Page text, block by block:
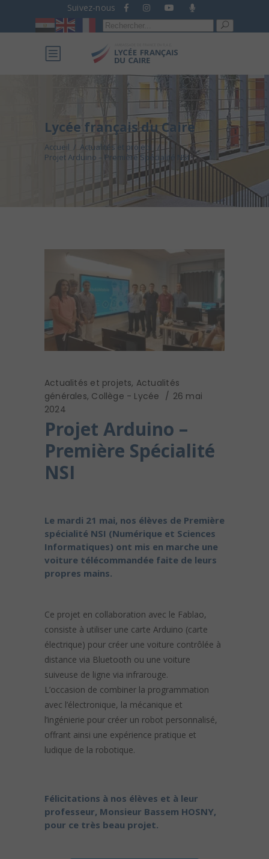
Suivez-nous
Recherche
pour :
Lycée français du Caire
Accueil / Actualités et projets
/
Projet Arduino – Première Spécialité NSI
Actualités et projets, Actualités
générales, Collège - Lycée
26 mai
2024
Projet Arduino –
Première Spécialité
NSI
Le mardi 21 mai, nos élèves de Première
spécialité NSI (Numérique et Sciences
Informatiques) ont mis en marche une
voiture télécommandée faite de leurs
propres mains.
Ce projet en collaboration avec le Fablao,
consiste à utiliser une carte Arduino (carte
électrique) pour créer une voiture contrôlée à
distance via Bluetooth ou une voiture
suiveuse de ligne via infrarouge.
L’occasion de combiner la programmation
avec l’électronique, la mécanique et
l’ingénierie pour créer un robot personnalisé,
offrant ainsi une expérience pratique et
ludique de la robotique.
Félicitations à nos élèves et à leur
professeur, Monsieur Bassem HOSNY,
pour ce très beau projet.